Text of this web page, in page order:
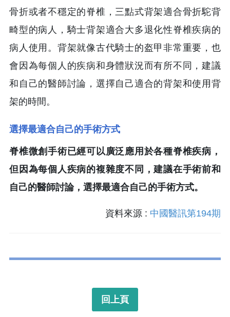
骨折或者不穩定的脊椎，三點式背架適合骨折駝背
畸型的病人，騎士背架適合大多退化性脊椎疾病的
病人使用。背架就像古代騎士的盔甲非常重要，也
會因為每個人的疾病和身體狀況而有所不同，建議
和自己的醫師討論，選擇自己適合的背架和使用背
架的時間。
選擇最適合自己的手術方式
脊椎微創手術已經可以廣泛應用於各種脊椎疾病，
但因為每個人疾病的複雜度不同，建議在手術前和
自己的醫師討論，選擇最適合自己的手術方式。
資料來源 : 中國醫訊第194期
回上頁